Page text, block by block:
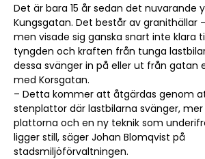
Det är bara 15 år sedan det nuvarande
Kungsgatan. Det består av granithällar
men visade sig ganska snart inte klara
tyngden och kraften från tunga
dessa svänger in på eller ut från gatan
med Korsgatan.
– Detta kommer att åtgärdas genom
stenplattor där lastbilarna svänger,
plattorna och en ny teknik som
ligger still, säger Johan Blomqvist på
stadsmiljöförvaltningen.